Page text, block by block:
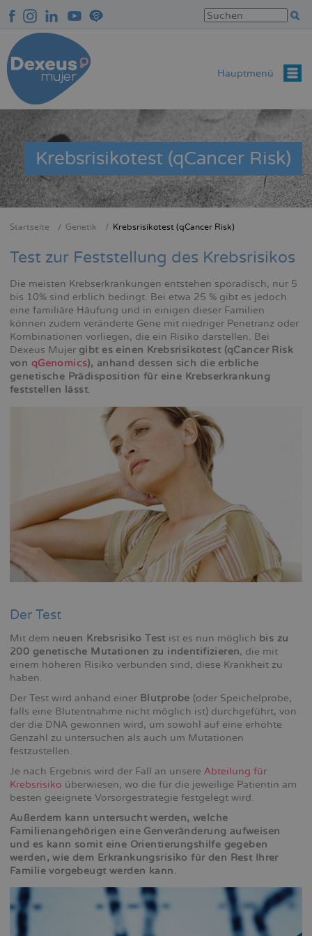
zum
Inhalt
Hauptmenü
Krebsrisikotest (qCancer Risk)
Startseite Genetik Krebsrisikotest (qCancer Risk)
Test zur Feststellung des Krebsrisikos
Die meisten Krebserkrankungen entstehen sporadisch, nur 5
bis 10% sind erblich bedingt. Bei etwa 25 % gibt es jedoch
eine familiäre Häufung und in einigen dieser Familien
können zudem veränderte Gene mit niedriger Penetranz oder
Kombinationen vorliegen, die ein Risiko darstellen. Bei
Dexeus Mujer gibt es einen Krebsrisikotest (qCancer Risk
von qGenomics), anhand dessen sich die erbliche
genetische Prädisposition für eine Krebserkrankung
feststellen lässt.
Der Test
Mit dem neuen Krebsrisiko Testist es nun möglich bis zu
200 genetische Mutationen zu indentifizieren, die mit
einem höheren Risiko verbunden sind, diese Krankheit zu
haben.
Der Test wird anhand einer Blutprobe (oder Speichelprobe,
falls eine Blutentnahme nicht möglich ist) durchgeführt, von
der die DNA gewonnen wird, um sowohl auf eine erhöhte
Genzahl zu untersuchen als auch um Mutationen
festzustellen.
Je nach Ergebnis wird der Fall an unsere Abteilung für
Krebsrisiko überwiesen, wo die für die jeweilige Patientin am
besten geeignete Vorsorgestrategie festgelegt wird.
Außerdem kann untersucht werden, welche
Familienangehörigen eine Genveränderung aufweisen
und es kann somit eine Orientierungshilfe gegeben
werden, wie dem Erkrankungsrisiko für den Rest Ihrer
Familie vorgebeugt werden kann.